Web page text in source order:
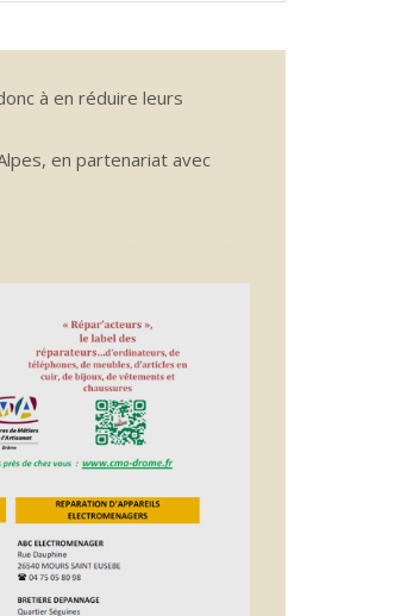
à en réduire leurs
en partenariat avec